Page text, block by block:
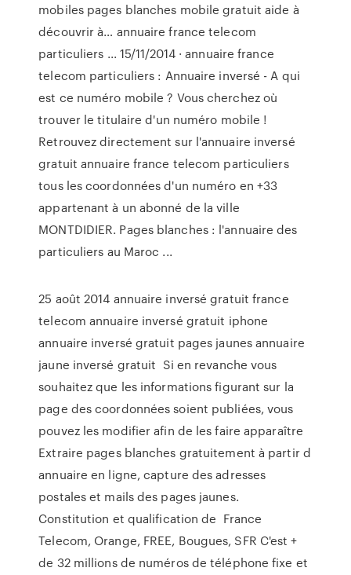
mobiles pages blanches mobile gratuit aide à
découvrir à… annuaire france telecom
particuliers ... 15/11/2014 · annuaire france
telecom particuliers : Annuaire inversé - A qui
est ce numéro mobile ? Vous cherchez où
trouver le titulaire d'un numéro mobile !
Retrouvez directement sur l'annuaire inversé
gratuit annuaire france telecom particuliers
tous les coordonnées d'un numéro en +33
appartenant à un abonné de la ville
MONTDIDIER. Pages blanches : l'annuaire des
particuliers au Maroc ...
25 août 2014 annuaire inversé gratuit france
telecom annuaire inversé gratuit iphone
annuaire inversé gratuit pages jaunes annuaire
jaune inversé gratuit Si en revanche vous
souhaitez que les informations figurant sur la
page des coordonnées soient publiées, vous
pouvez les modifier afin de les faire apparaître
Extraire pages blanches gratuitement à partir d
annuaire en ligne, capture des adresses
postales et mails des pages jaunes.
Constitution et qualification de France
Telecom, Orange, FREE, Bougues, SFR C'est +
de 32 millions de numéros de téléphone fixe et